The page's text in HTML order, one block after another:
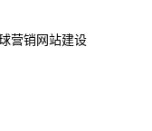
营销网站建设